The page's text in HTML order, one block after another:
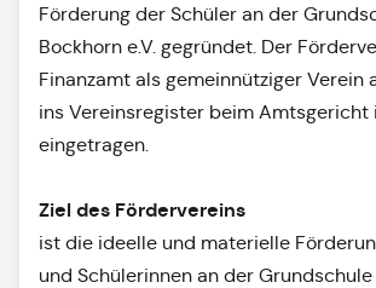
Förderung der Schüler an der
Bockhorn e.V. gegründet. Der
Finanzamt als gemeinnütziger Verein
ins Vereinsregister beim Amtsgericht
eingetragen.
Ziel des Fördervereins
ist die ideelle und materielle
und Schülerinnen an der